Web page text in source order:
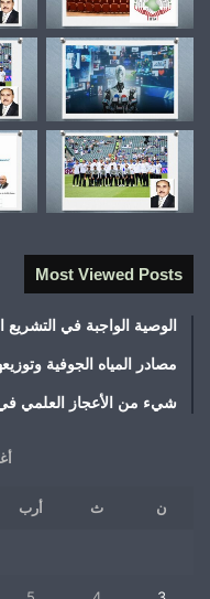
Most Viewed Posts
الوصية الواجبة في التشريع
مصادر المياه الجوفية
شيء من الأعجاز العلمي
ن ث أرب